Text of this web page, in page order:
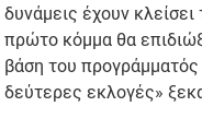
δυνάμεις έχουν
πρώτο κόμμα θα
βάση του
δεύτερες εκλογές»